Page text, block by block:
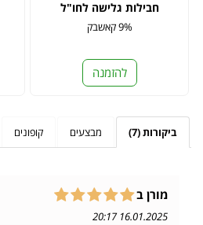
חבילות גלישה לחו"ל
9% קאשבק
להזמנה
ביקורות (7) מבצעים קופונים
מורן ב
16.01.2025 20:17